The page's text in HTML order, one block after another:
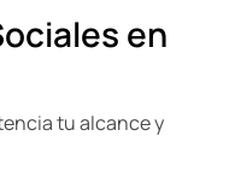
en
tu alcance y